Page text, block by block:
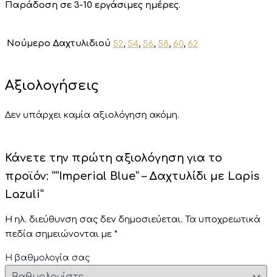
Παράδοση σε 3-10 εργάσιμες ημέρες.
Νούμερο Δαχτυλιδιού 52, 54, 56, 58, 60, 62
Αξιολογήσεις
Δεν υπάρχει καμία αξιολόγηση ακόμη.
Κάνετε την πρώτη αξιολόγηση για το
προϊόν: ““Imperial Blue” – Δαχτυλίδι με Lapis
Lazuli”
Η ηλ. διεύθυνση σας δεν δημοσιεύεται. Τα υποχρεωτικά
πεδία σημειώνονται με *
Η βαθμολογία σας